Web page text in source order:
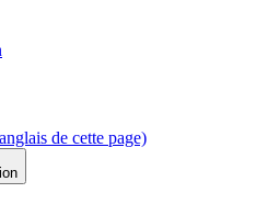
de cette page)